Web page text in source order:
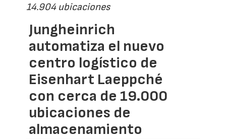
14.904 ubicaciones
Jungheinrich
automatiza el nuevo
centro logístico de
Eisenhart Laeppché
con cerca de 19.000
ubicaciones de
almacenamiento